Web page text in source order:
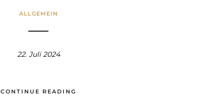
ALLGEMEIN
22. Juli 2024
CONTINUE READING